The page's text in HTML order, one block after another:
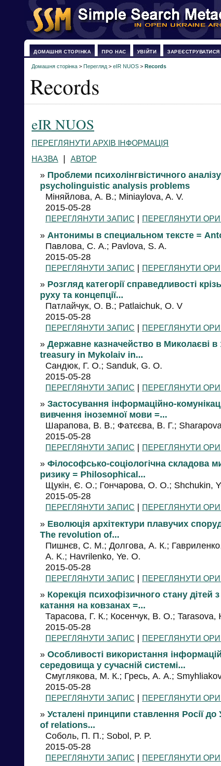
ДОМАШНЯ СТОРІНКА ПРО НАС УВІЙТИ ЗАРЕЄСТРУВАТИСЯ
Домашня сторінка > Перегляд > eIR NUOS > Records
Records
eIR NUOS
ПЕРЕГЛЯНУТИ АРХІВ ІНФОРМАЦІЯ
НАЗВА
| АВТОР
» Проблеми психолінгвістичного
psycholinguistic analysis problems
Міняйлова, А. В.; Miniaylova, A. V.
2015-05-28
ПЕРЕГЛЯНУТИ ЗАПИС | ПЕРЕГЛЯНУТИ
» Антонимы в специальном тексте =
Павлова, С. А.; Pavlova, S. A.
2015-05-28
ПЕРЕГЛЯНУТИ ЗАПИС | ПЕРЕГЛЯНУТИ
» Розгляд категорії справедливості
руху та концепції...
Патлайчук, О. В.; Patlaichuk, O. V
2015-05-28
ПЕРЕГЛЯНУТИ ЗАПИС | ПЕРЕГЛЯНУТИ
» Державне казначейство в Миколаєві в
treasury in Mykolaiv in...
Сандюк, Г. О.; Sanduk, G. O.
2015-05-28
ПЕРЕГЛЯНУТИ ЗАПИС | ПЕРЕГЛЯНУТИ
» Застосування інформаційно-
вивчення іноземної мови =...
Шарапова, В. В.; Фатєєва, В. Г.;
2015-05-28
ПЕРЕГЛЯНУТИ ЗАПИС | ПЕРЕГЛЯНУТИ
» Філософсько-соціологічна складова
ризику = Philosophical...
Щукін, Є. О.; Гончарова, О. О.; Shchukin,
2015-05-28
ПЕРЕГЛЯНУТИ ЗАПИС | ПЕРЕГЛЯНУТИ
» Еволюція архітектури плавучих
The revolution of...
Пишнєв, С. М.; Долгова, А. К.;
A. K.; Havrilenko, Ye. O.
2015-05-28
ПЕРЕГЛЯНУТИ ЗАПИС | ПЕРЕГЛЯНУТИ
» Корекція психофізичного стану дітей
катання на ковзанах =...
Тарасова, Г. К.; Косенчук, В. О.; Tarasova,
2015-05-28
ПЕРЕГЛЯНУТИ ЗАПИС | ПЕРЕГЛЯНУТИ
» Особливості використання
середовища у сучасній системі...
Смуглякова, М. К.; Гресь, А. А.;
2015-05-28
ПЕРЕГЛЯНУТИ ЗАПИС | ПЕРЕГЛЯНУТИ
» Усталені принципи ставлення Росії
of relations...
Соболь, П. П.; Sobol, P. P.
2015-05-28
ПЕРЕГЛЯНУТИ ЗАПИС | ПЕРЕГЛЯНУТИ